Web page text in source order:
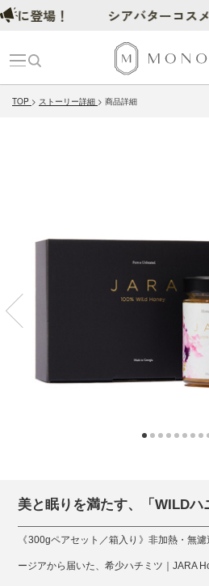
TOP ストーリー詳細 商品詳細
美と眠りを満たす、「WILDハ
《300gペアセット／箱入り》非加熱・無
ージアから届いた、希少ハチミツ｜JARA
場！ シアバターコスメが